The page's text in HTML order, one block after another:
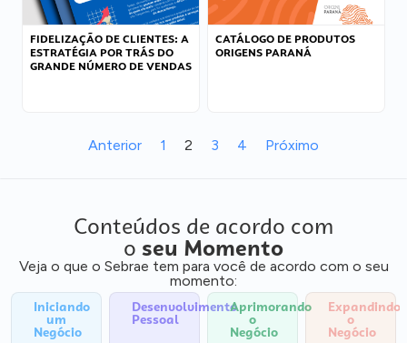
FIDELIZAÇÃO DE CLIENTES: A
ESTRATÉGIA POR TRÁS DO
GRANDE NÚMERO DE VENDAS
CATÁLOGO DE PRODUTOS
ORIGENS PARANÁ
Anterior 1 2 3 4 Próximo
Conteúdos de acordo com
o seu Momento
Veja o que o Sebrae tem para você de acordo com o seu
momento:
Iniciando
um
Negócio
Desenvolvimento
Pessoal
Aprimorando
o
Negócio
Expandindo
o
Negócio